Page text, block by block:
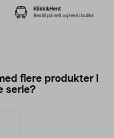
Klikk&Hent
Bestill på nett og hent i butikk
flere produkter i
serie?